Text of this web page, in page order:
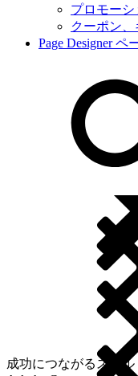
プロモー
クーポン
Page Designer ペ
成功につながるスキル